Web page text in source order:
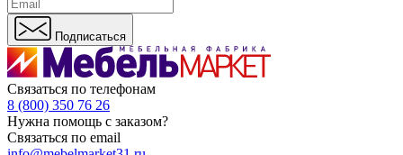
Подписаться
Связаться по телефонам
8 (800) 350 76 26
Нужна помощь с заказом?
Связаться по email